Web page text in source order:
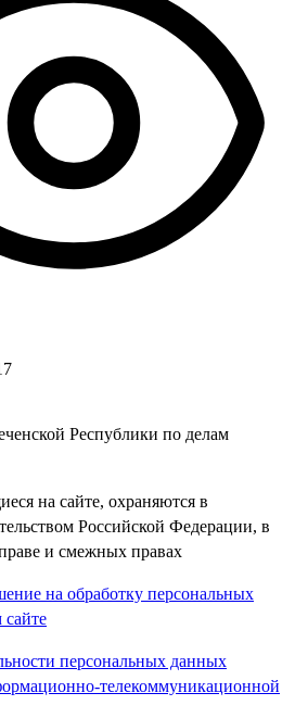
Республики по делам
на сайте, охраняются в
Российской Федерации, в
и смежных правах
на обработку персональных
персональных данных
телекоммуникационной